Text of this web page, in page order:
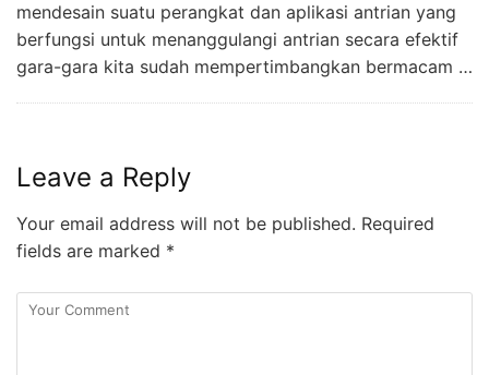
mendesain suatu perangkat dan aplikasi antrian yang
berfungsi untuk menanggulangi antrian secara efektif
gara-gara kita sudah mempertimbangkan bermacam …
Leave a Reply
Your email address will not be published. Required
fields are marked *